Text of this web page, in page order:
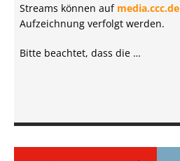
Streams können auf media.ccc.de
Aufzeichnung verfolgt werden.
Bitte beachtet, dass die …